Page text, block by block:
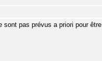
pas prévus a priori pour